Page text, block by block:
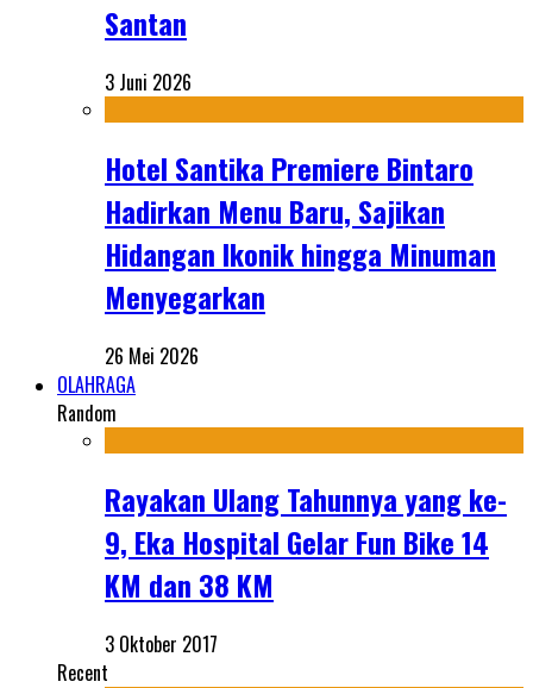
Santan
3 Juni 2026
Hotel Santika Premiere Bintaro
Hadirkan Menu Baru, Sajikan
Hidangan Ikonik hingga Minuman
Menyegarkan
26 Mei 2026
OLAHRAGA
Random
Rayakan Ulang Tahunnya yang ke-
9, Eka Hospital Gelar Fun Bike 14
KM dan 38 KM
3 Oktober 2017
Recent